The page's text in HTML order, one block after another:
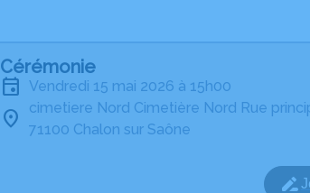
Cérémonie
vendredi 15 mai 2026 à 15h00
cimetiere Nord Cimetière Nord Rue
71100 Chalon sur Saône